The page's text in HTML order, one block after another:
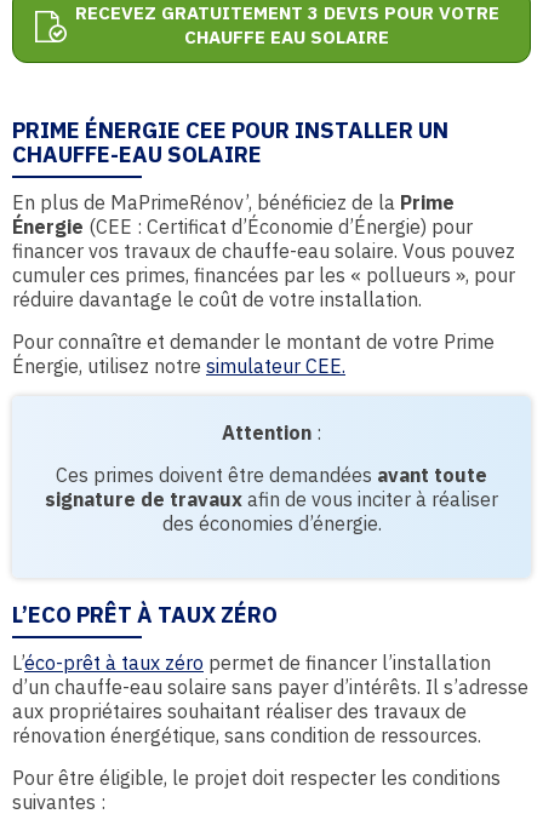
RECEVEZ GRATUITEMENT 3 DEVIS POUR VOTRE
CHAUFFE EAU SOLAIRE
PRIME ÉNERGIE CEE POUR INSTALLER UN
CHAUFFE-EAU SOLAIRE
En plus de MaPrimeRénov’, bénéficiez de la Prime
Énergie (CEE : Certificat d’Économie d’Énergie) pour
financer vos travaux de chauffe-eau solaire. Vous pouvez
cumuler ces primes, financées par les « pollueurs », pour
réduire davantage le coût de votre installation.
Pour connaître et demander le montant de votre Prime
Énergie, utilisez notre simulateur CEE.
Attention :
Ces primes doivent être demandées avant toute
signature de travaux afin de vous inciter à réaliser
des économies d’énergie.
L’ECO PRÊT À TAUX ZÉRO
L’éco-prêt à taux zéro permet de financer l’installation
d’un chauffe-eau solaire sans payer d’intérêts. Il s’adresse
aux propriétaires souhaitant réaliser des travaux de
rénovation énergétique, sans condition de ressources.
Pour être éligible, le projet doit respecter les conditions
suivantes :